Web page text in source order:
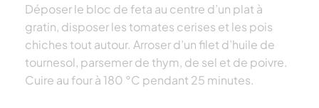
Déposer le bloc de feta au centre d’un plat à
gratin, disposer les tomates cerises et les pois
chiches tout autour. Arroser d’un filet d’huile de
tournesol, parsemer de thym, de sel et de poivre.
Cuire au four à 180 °C pendant 25 minutes.